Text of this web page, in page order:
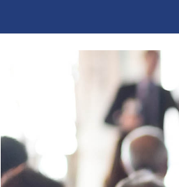
1. Wissenschaftliche